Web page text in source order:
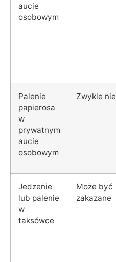
aucie
osobowym
Palenie
papierosa
w
prywatnym
aucie
osobowym
Zwykle nie
Jedzenie
lub palenie
w
taksówce
Może być
zakazane